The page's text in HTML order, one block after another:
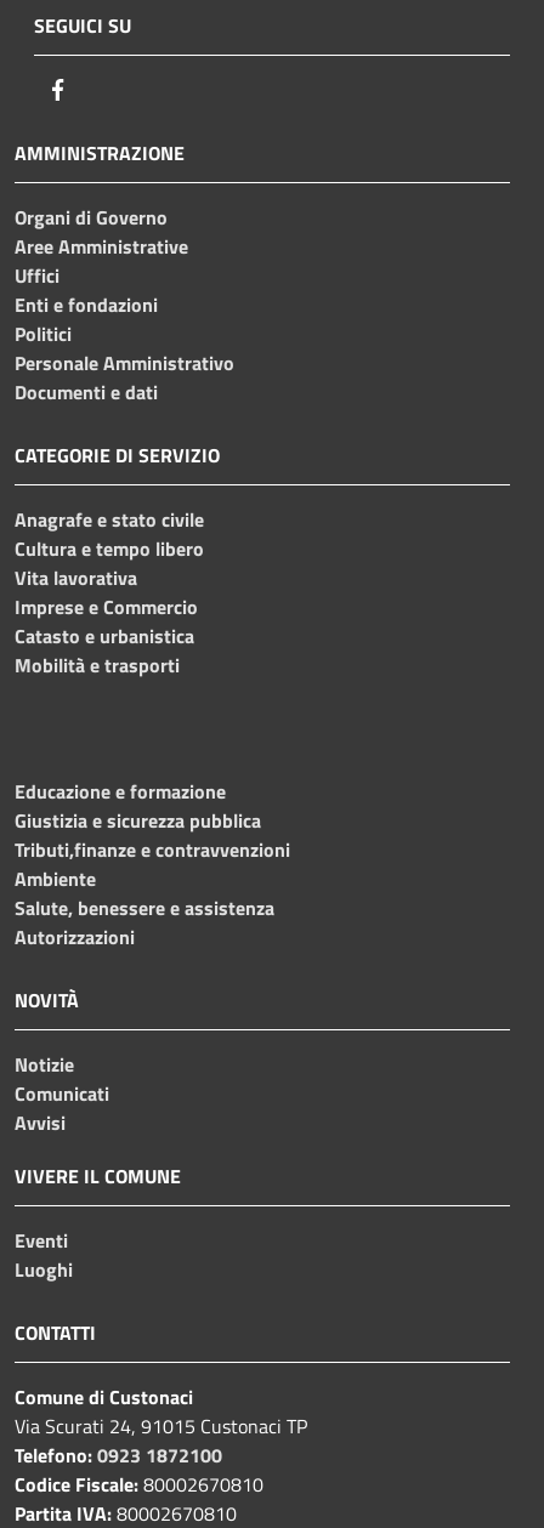
SEGUICI SU
AMMINISTRAZIONE
Organi di Governo
Aree Amministrative
Uffici
Enti e fondazioni
Politici
Personale Amministrativo
Documenti e dati
CATEGORIE DI SERVIZIO
Anagrafe e stato civile
Cultura e tempo libero
Vita lavorativa
Imprese e Commercio
Catasto e urbanistica
Mobilità e trasporti
Educazione e formazione
Giustizia e sicurezza pubblica
Tributi,finanze e contravvenzioni
Ambiente
Salute, benessere e assistenza
Autorizzazioni
NOVITÀ
Notizie
Comunicati
Avvisi
VIVERE IL COMUNE
Eventi
Luoghi
CONTATTI
Comune di Custonaci
Via Scurati 24, 91015 Custonaci TP
Telefono:0923 1872100
Codice Fiscale:80002670810
Partita IVA:80002670810